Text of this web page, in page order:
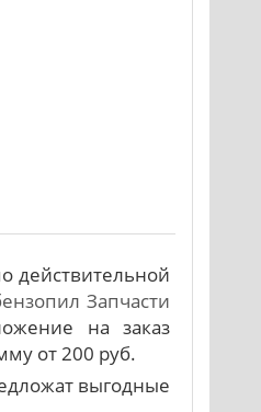
действительной
Запчасти
на заказ
от 200 руб.
выгодные